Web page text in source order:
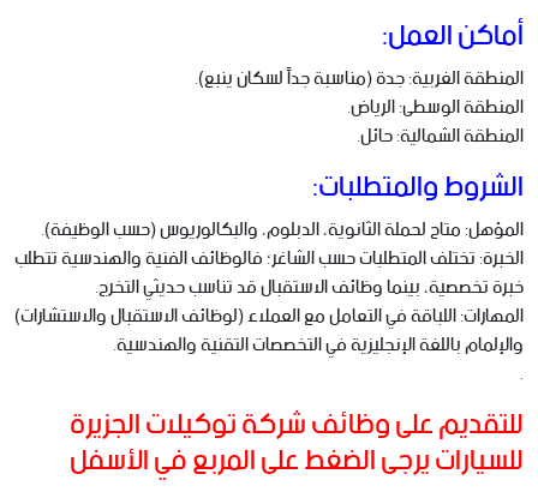
أماكن العمل:
المنطقة الغربية: جدة (مناسبة جداً لسكان ينبع).
المنطقة الوسطى: الرياض.
المنطقة الشمالية: حائل.
الشروط والمتطلبات:
المؤهل: متاح لحملة الثانوية، الدبلوم، والبكالوريوس (حسب الوظيفة).
الخبرة: تختلف المتطلبات حسب الشاغر؛ فالوظائف الفنية والهندسية تتطلب
خبرة تخصصية، بينما وظائف الاستقبال قد تناسب حديثي التخرج.
المهارات: اللباقة في التعامل مع العملاء (لوظائف الاستقبال والاستشارات)
والإلمام باللغة الإنجليزية في التخصصات التقنية والهندسية.
.
للتقديم على وظائف شركة توكيلات الجزيرة
للسيارات يرجى الضغط على المربع في الأسفل